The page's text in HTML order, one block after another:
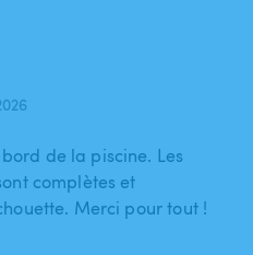
de la piscine. Les
complètes et
Merci pour tout !